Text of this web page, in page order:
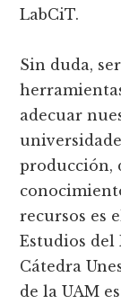
LabCiT.
Sin duda,
adecuar
producción,
recursos es
Estudios del
Cátedra
de la UAM